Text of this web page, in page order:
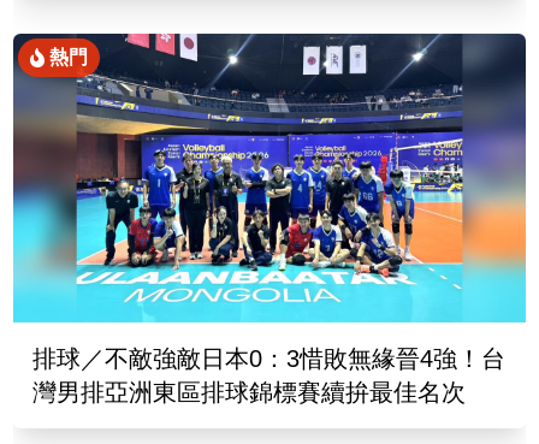
熱門
排球／不敵強敵日本0：3惜敗無緣晉4強！台
灣男排亞洲東區排球錦標賽續拚最佳名次